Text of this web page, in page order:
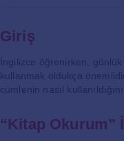
Giriş
İngilizce öğrenirken,
kullanmak oldukça
cümlenin nasıl
“Kitap Okurum”